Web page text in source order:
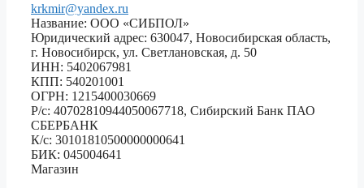
krkmir@yandex.ru
Название: ООО «СИБПОЛ»
Юридический адрес: 630047, Новосибирская область,
г. Новосибирск, ул. Светлановская, д. 50
ИНН: 5402067981
КПП: 540201001
ОГРН: 1215400030669
Р/с: 40702810944050067718, Сибирский Банк ПАО
СБЕРБАНК
К/с: 30101810500000000641
БИК: 045004641
Магазин